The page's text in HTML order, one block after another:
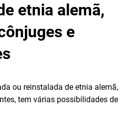
etnia alemã,
e
ou reinstalada de etnia alemã,
tem várias possibilidades de